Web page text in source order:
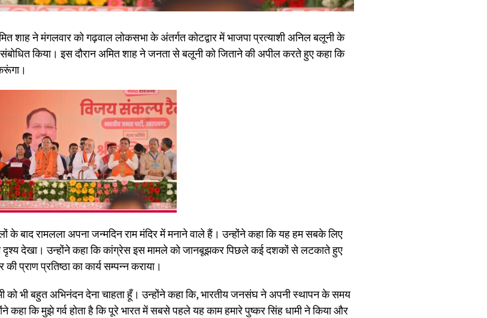
शाह ने मंगलवार को गढ़वाल लोकसभा के अंतर्गत कोटद्वार में भाजपा प्रत्याशी अनिल बलूनी के
किया। इस दौरान अमित शाह ने जनता से बलूनी को जिताने की अपील करते हुए कहा कि
के बाद रामलला अपना जन्मदिन राम मंदिर में मनाने वाले हैं। उन्होंने कहा कि यह हम सबके लिए
दृश्य देखा। उन्होंने कहा कि कांग्रेस इस मामले को जानबूझकर पिछले कई दशकों से लटकाते हुए
प्राण प्रतिष्ठा का कार्य सम्पन्न कराया।
को भी बहुत अभिनंदन देना चाहता हूँ। उन्होंने कहा कि, भारतीय जनसंघ ने अपनी स्थापन के समय
कहा कि मुझे गर्व होता है कि पूरे भारत में सबसे पहले यह काम हमारे पुष्कर सिंह धामी ने किया और